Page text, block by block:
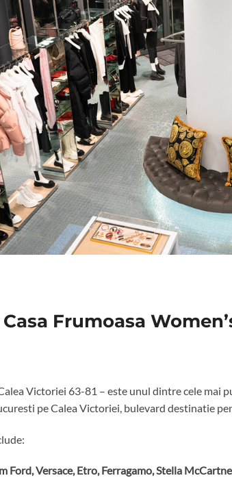
Casa Frumoasa
Victoriei 63-81 – este unul dintre cele mai
pe Calea Victoriei, bulevard destinatie
Ford, Versace, Etro, Ferragamo, Stella